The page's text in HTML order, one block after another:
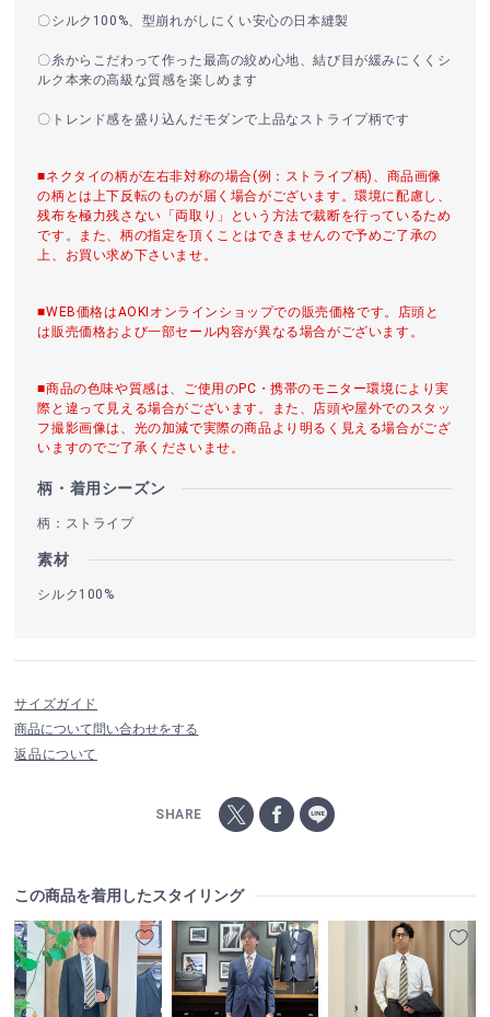
〇シルク100%、型崩れがしにくい安心の日本縫製
〇糸からこだわって作った最高の絞め心地、結び目が緩みにくくシ
ルク本来の高級な質感を楽しめます
〇トレンド感を盛り込んだモダンで上品なストライプ柄です
■ネクタイの柄が左右非対称の場合(例：ストライプ柄)、商品画像
の柄とは上下反転のものが届く場合がございます。環境に配慮し、
残布を極力残さない「両取り」という方法で裁断を行っているため
です。また、柄の指定を頂くことはできませんので予めご了承の
上、お買い求め下さいませ。
■WEB価格はAOKIオンラインショップでの販売価格です。店頭と
は販売価格および一部セール内容が異なる場合がございます。
■商品の色味や質感は、ご使用のPC・携帯のモニター環境により実
際と違って見える場合がございます。また、店頭や屋外でのスタッ
フ撮影画像は、光の加減で実際の商品より明るく見える場合がござ
いますのでご了承くださいませ。
柄・着用シーズン
柄：ストライプ
素材
シルク100%
サイズガイド
商品について問い合わせをする
返品について
SHARE
この商品を着用したスタイリング